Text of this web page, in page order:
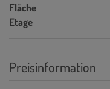
Fläche
Etage
Preisinformation